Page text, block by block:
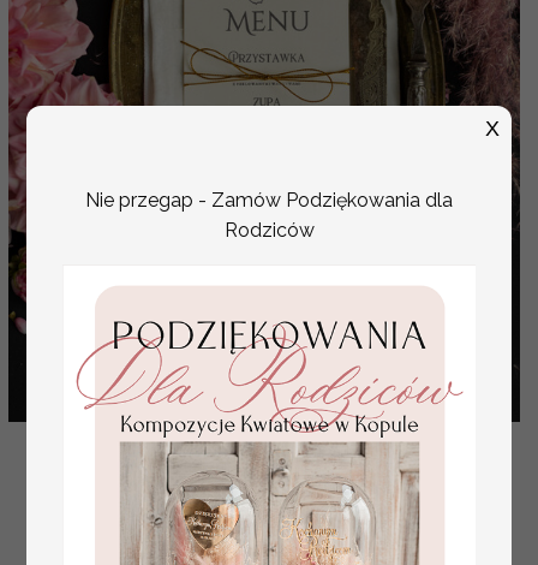
menu weselne na stół karta dań weselnych,
rustykalne dowolna treść na menu weselnym, karta
dań na we
( 04/goldSKLtag/m )
Nie przegap - Zamów Podziękowania dla
Rodziców
X